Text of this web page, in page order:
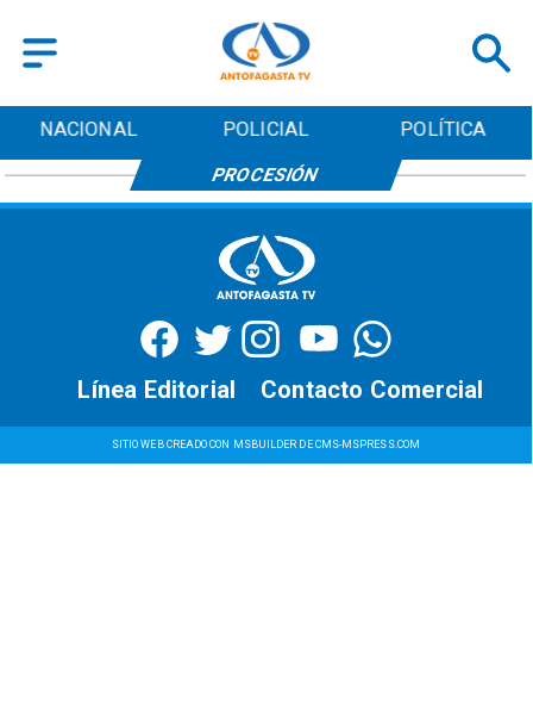
NACIONAL POLICIAL POLÍTICA
PROCESIÓN
SITIO WEB CREADO CON MSBUILDER DE CMS-MSPRESS.COM
Contacto Comercial
Línea Editorial